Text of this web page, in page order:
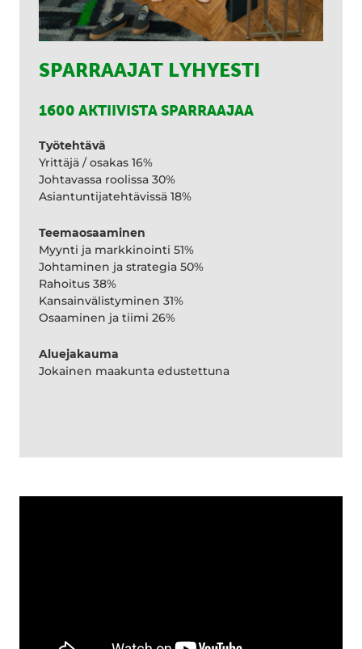
SPARRAAJAT LYHYESTI
1600 AKTIIVISTA SPARRAAJAA
Työtehtävä
Yrittäjä / osakas 16%
Johtavassa roolissa 30%
Asiantuntijatehtävissä 18%
Teemaosaaminen
Myynti ja markkinointi 51%
Johtaminen ja strategia 50%
Rahoitus 38%
Kansainvälistyminen 31%
Osaaminen ja tiimi 26%
Aluejakauma
Jokainen maakunta edustettuna